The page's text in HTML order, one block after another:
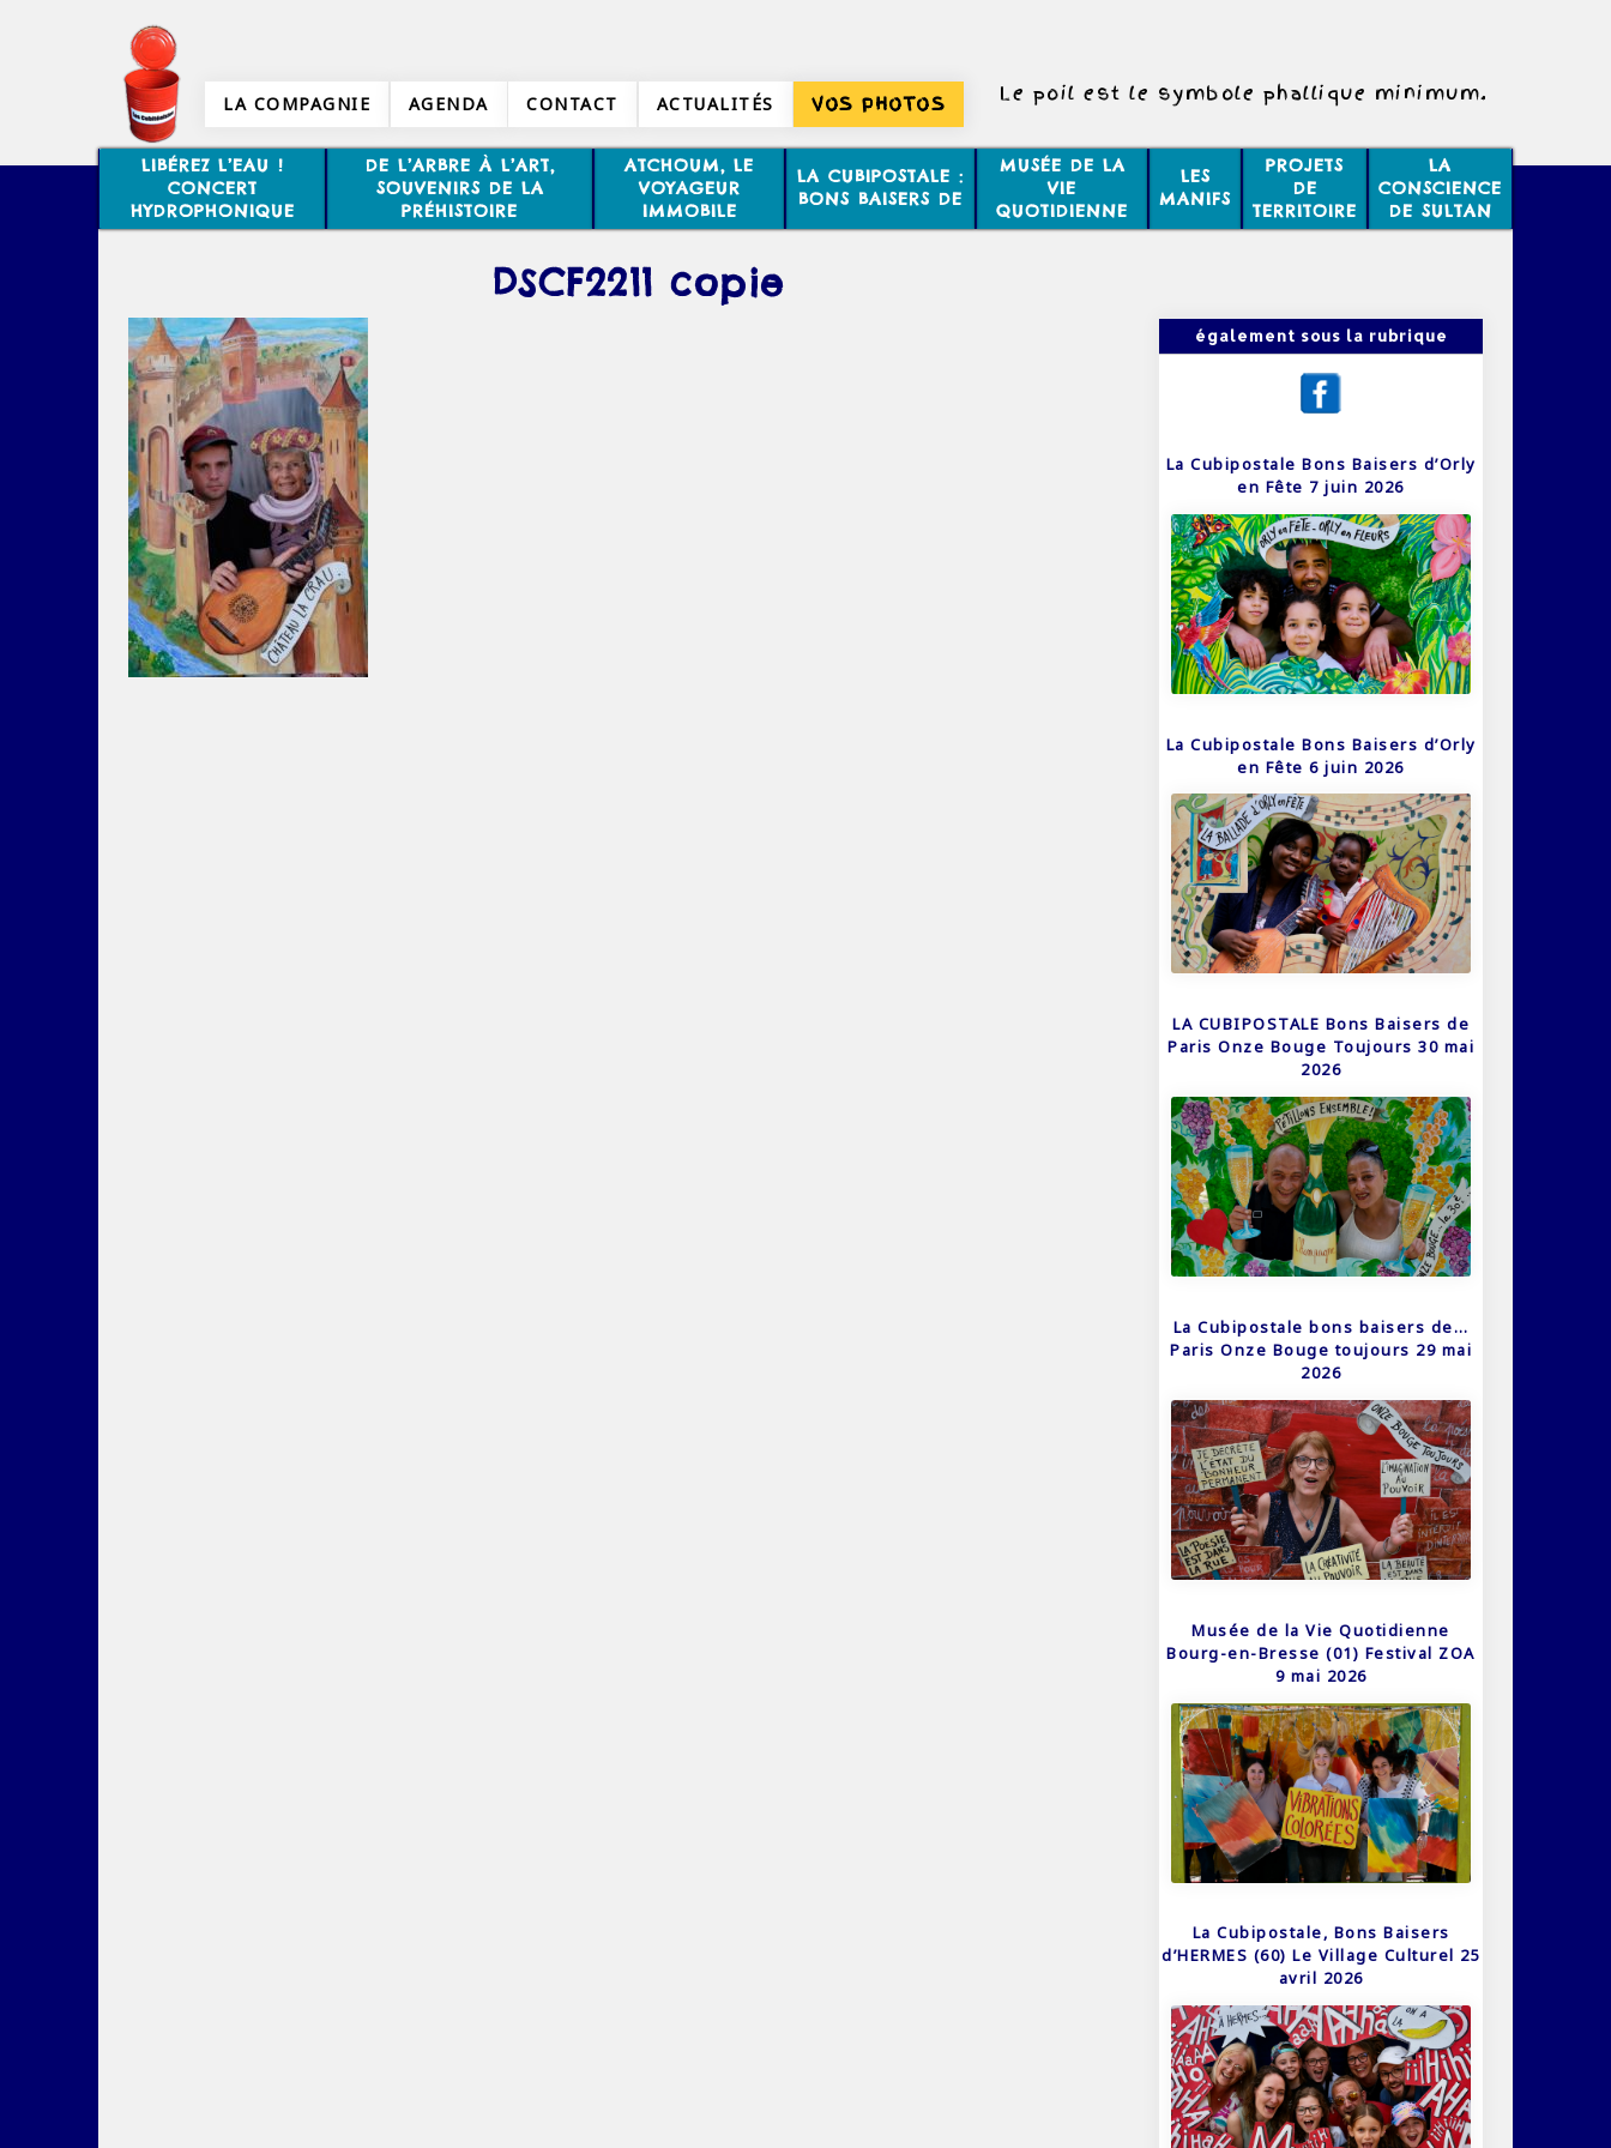
LA COMPAGNIE AGENDA CONTACT ACTUALITÉS VOS PHOTOS Le poil est le symbole phallique minimum.
LIBÉREZ L’EAU !
CONCERT
HYDROPHONIQUE
DE L’ARBRE À L’ART,
SOUVENIRS DE LA
PRÉHISTOIRE
ATCHOUM, LE
VOYAGEUR
IMMOBILE
LA CUBIPOSTALE :
BONS BAISERS DE
MUSÉE DE LA
VIE
QUOTIDIENNE
LES
MANIFS
PROJETS
DE
TERRITOIRE
LA
CONSCIENCE
DE SULTAN
DSCF2211 copie
également sous la rubrique
La Cubipostale Bons Baisers d’Orly
en Fête 7 juin 2026
La Cubipostale Bons Baisers d’Orly
en Fête 6 juin 2026
LA CUBIPOSTALE Bons Baisers de
Paris Onze Bouge Toujours 30 mai
2026
La Cubipostale bons baisers de…
Paris Onze Bouge toujours 29 mai
2026
Musée de la Vie Quotidienne
Bourg-en-Bresse (01) Festival ZOA
9 mai 2026
La Cubipostale, Bons Baisers
d’HERMES (60) Le Village Culturel 25
avril 2026